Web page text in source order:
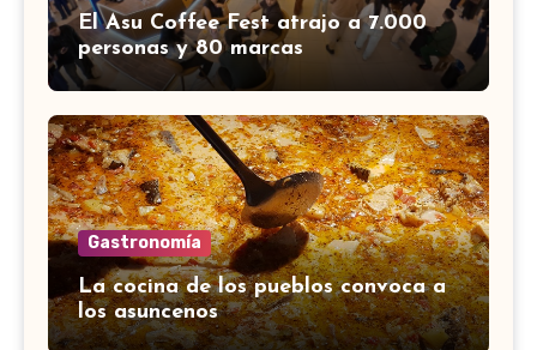
El Asu Coffee Fest atrajo a 7.000
personas y 80 marcas
Gastronomía
La cocina de los pueblos convoca a
los asuncenos